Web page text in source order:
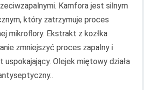
Kamfora jest silnym
który zatrzymuje proces
mikroflory. Ekstrakt z kozłka
zmniejszyć proces zapalny i
uspokajający. Olejek miętowy działa